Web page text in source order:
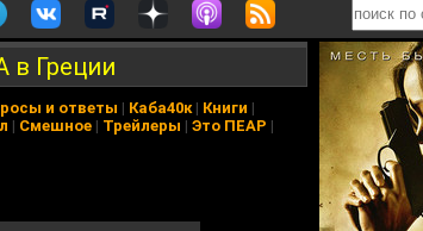
в Греции
и ответы | Каба40к| Книги |
| Смешное| Трейлеры | Это ПЕАР |